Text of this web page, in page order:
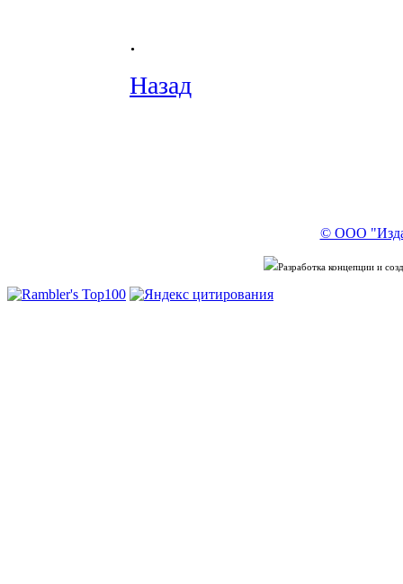
.
Назад
© ООО
Разработка концепции и